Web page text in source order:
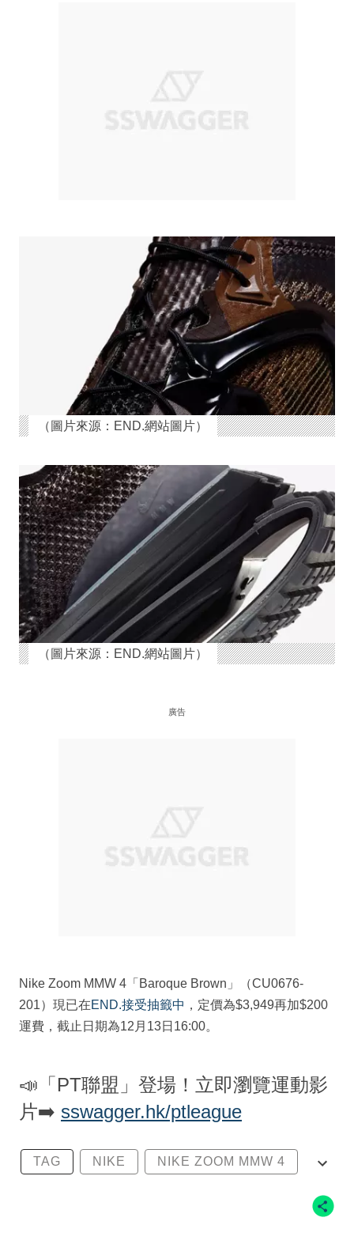
（圖片來源：END.網站圖片）
（圖片來源：END.網站圖片）
廣告
Nike Zoom MMW 4「Baroque Brown」（CU0676-
201）現已在END.接受抽籤中 ，定價為$3,949再加$200
運費，截止日期為12月13日16:00。
📣「PT聯盟」登場！立即瀏覽運動影
片➡️ sswagger.hk/ptleague
TAG NIKE NIKE ZOOM MMW 4